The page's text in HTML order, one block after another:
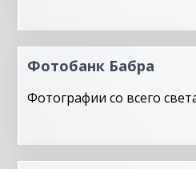
Фотобанк Бабра
Фотографии со всего